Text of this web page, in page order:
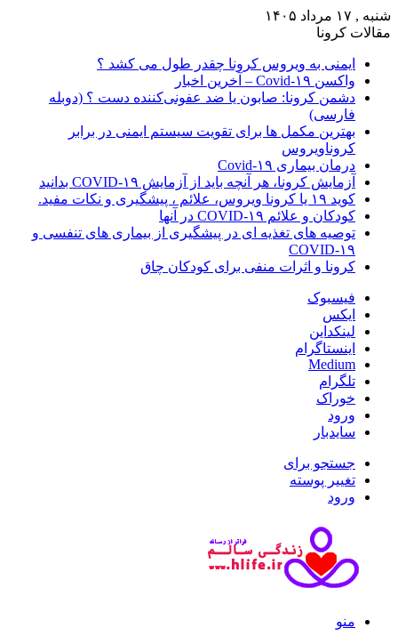
شنبه , ۱۷ مرداد ۱۴۰۵
مقالات کرونا
ایمنی به ویروس کرونا چقدر طول می کشد ؟
واکسن Covid-۱۹ – آخرین اخبار
دشمن کرونا: صابون یا ضد عفونی‌کننده دست ؟ (دوبله
فارسی)
بهترین مکمل ها برای تقویت سیستم ایمنی در برابر
کروناویروس
درمان بیماری Covid-۱۹
آزمایش کرونا، هر آنچه باید از آزمایش COVID-۱۹ بدانید
کوید ۱۹ یا کرونا ویروس، علائم ، پیشگیری و نکات مفید.
کودکان و علائم COVID-۱۹ در آنها
توصیه های تغذیه ای در پیشگیری از بیماری های تنفسی و
COVID-۱۹
کرونا و اثرات منفی برای کودکان چاق
فیسبوک
ایکس
لینکداین
اینستاگرام
Medium
تلگرام
خوراک
ورود
سایدبار
جستجو برای
تغییر پوسته
ورود
منو